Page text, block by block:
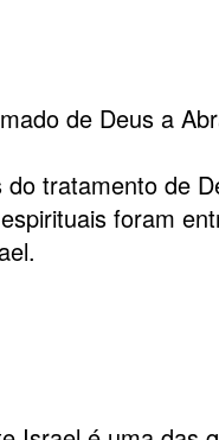
de Deus a
do tratamento de
foram